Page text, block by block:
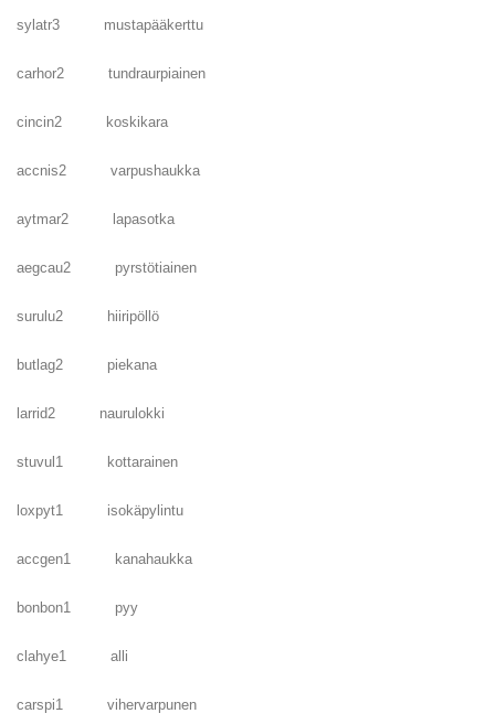
sylatr3 mustapääkerttu
carhor2 tundraurpiainen
cincin2 koskikara
accnis2 varpushaukka
aytmar2 lapasotka
aegcau2 pyrstötiainen
surulu2 hiiripöllö
butlag2 piekana
larrid2 naurulokki
stuvul1 kottarainen
loxpyt1 isokäpylintu
accgen1 kanahaukka
bonbon1 pyy
clahye1 alli
carspi1 vihervarpunen